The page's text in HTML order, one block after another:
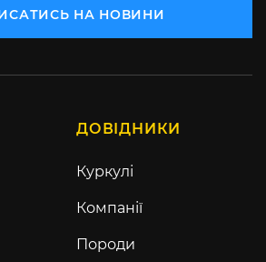
НА НОВИНИ
ДОВІДНИКИ
Куркулі
Компанії
Породи